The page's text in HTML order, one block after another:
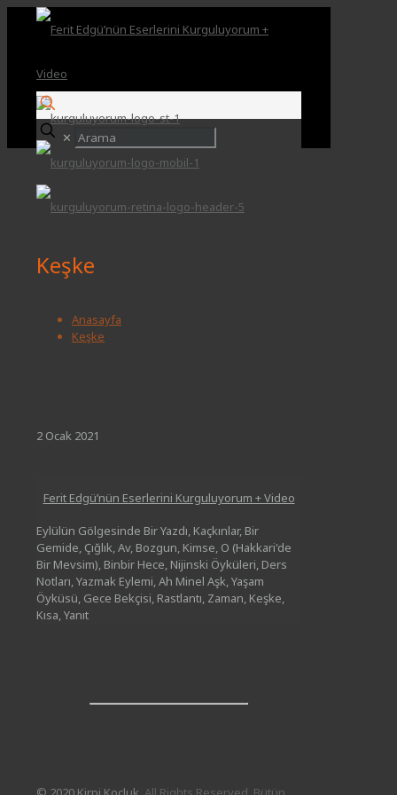
✕
Keşke
Anasayfa
Keşke
2 Ocak 2021
Ferit Edgü’nün Eserlerini Kurguluyorum + Video
Eylülün Gölgesinde Bir Yazdı, Kaçkınlar, Bir
Gemide, Çığlık, Av, Bozgun, Kimse, O (Hakkari'de
Bir Mevsim), Binbir Hece, Nijinski Öyküleri, Ders
Notları, Yazmak Eylemi, Ah Minel Aşk, Yaşam
Öyküsü, Gece Bekçisi, Rastlantı, Zaman, Keşke,
Kısa, Yanıt